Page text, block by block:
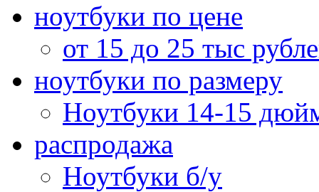
ноутбуки по цене
от 15 до 25 тыс
ноутбуки по размеру
Ноутбуки 14-15
распродажа
Ноутбуки б/у